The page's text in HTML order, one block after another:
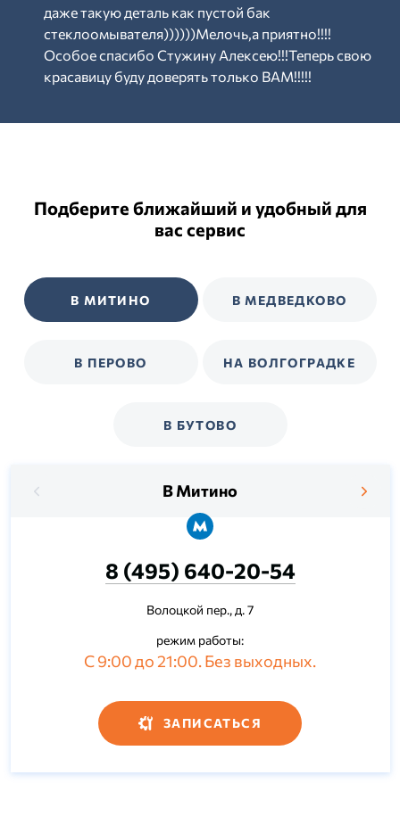
даже такую деталь как пустой бак
стеклоомывателя))))))Мелочь,а приятно!!!!
Особое спасибо Стужину Алексею!!!Теперь свою
красавицу буду доверять только ВАМ!!!!!
Подберите ближайший и удобный для
вас сервис
В МИТИНО В МЕДВЕДКОВО
В ПЕРОВО НА ВОЛГОГРАДКЕ
В БУТОВО
В Митино
8 (495) 640-20-54
Волоцкой пер., д. 7
режим работы:
С 9:00 до 21:00. Без выходных.
ЗАПИСАТЬСЯ